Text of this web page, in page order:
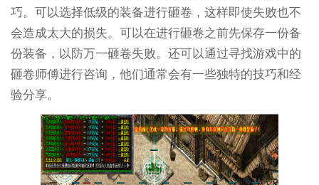
巧。可以选择低级的装备进行砸卷，这样即使失败也不
会造成太大的损失。可以在进行砸卷之前先保存一份备
份装备，以防万一砸卷失败。还可以通过寻找游戏中的
砸卷师傅进行咨询，他们通常会有一些独特的技巧和经
验分享。